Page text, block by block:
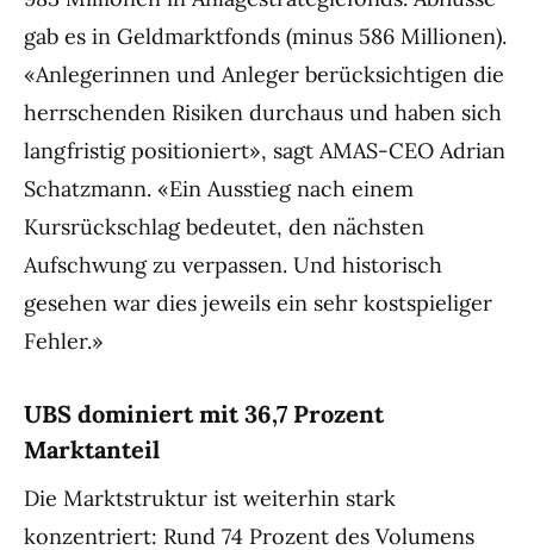
gab es in Geldmarktfonds (minus 586 Millionen).
«Anlegerinnen und Anleger berücksichtigen die
herrschenden Risiken durchaus und haben sich
langfristig positioniert», sagt AMAS-CEO Adrian
Schatzmann. «Ein Ausstieg nach einem
Kursrückschlag bedeutet, den nächsten
Aufschwung zu verpassen. Und historisch
gesehen war dies jeweils ein sehr kostspieliger
Fehler.»
UBS dominiert mit 36,7 Prozent
Marktanteil
Die Marktstruktur ist weiterhin stark
konzentriert: Rund 74 Prozent des Volumens